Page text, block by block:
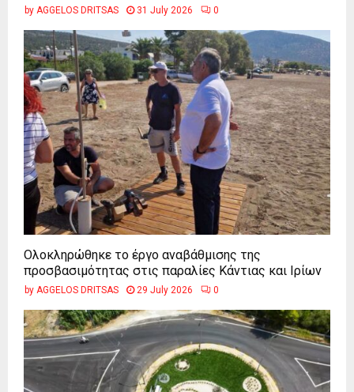
by AGGELOS DRITSAS 31 July 2026 0
Ολοκληρώθηκε το έργο αναβάθμισης της
προσβασιμότητας στις παραλίες Κάντιας και Ιρίων
by AGGELOS DRITSAS 29 July 2026 0